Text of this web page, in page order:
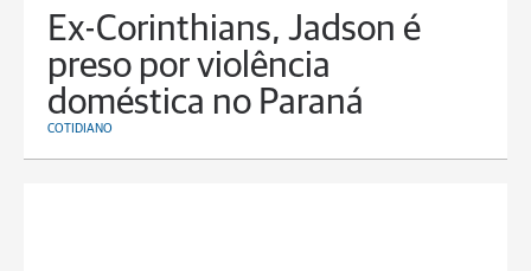
Ex-Corinthians, Jadson é
preso por violência
doméstica no Paraná
COTIDIANO